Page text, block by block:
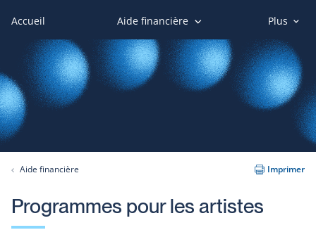
Accueil Aide financière Plus
Aide financière Imprimer
Programmes pour les artistes